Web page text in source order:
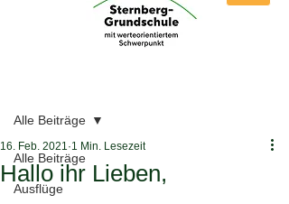
Alle Beiträge
Ausflüge
Alle Beiträge
Hallo ihr Lieben,
16. Feb. 2021 1 Min. Lesezeit